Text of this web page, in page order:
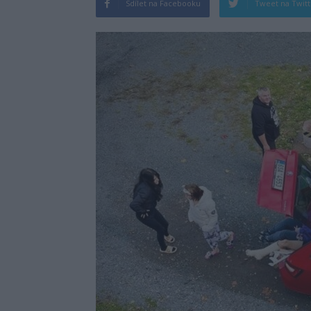
Sdílet na Facebooku Tweet na